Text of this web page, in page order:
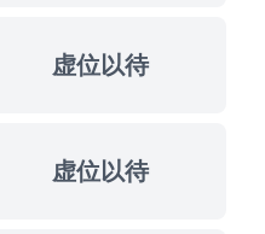
虚位以待
虚位以待